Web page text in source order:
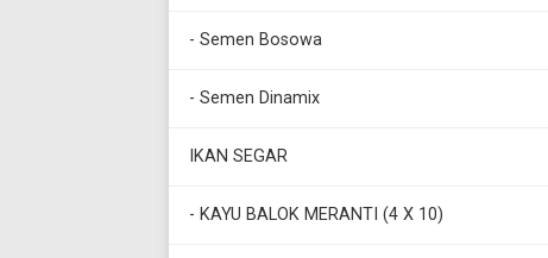
- Semen Bosowa
- Semen Dinamix
IKAN SEGAR
- KAYU BALOK MERANTI (4 X 10)